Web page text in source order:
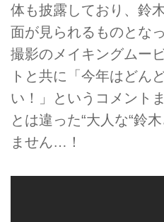
体も披露しており、鈴
面が見られるものとな
撮影のメイキングムー
トと共に「今年はどん
い！」というコメント
とは違った“大人な“鈴
ません…！